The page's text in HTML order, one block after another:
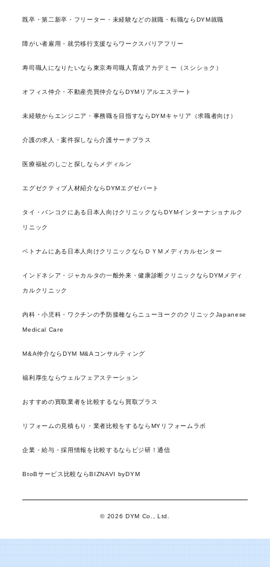
既卒・第二新卒・フリーター・未経験などの就職・転職ならDYM就職
障がい者雇用・就労移行支援ならワークスバリアフリー
寿司職人になりたいなら東京寿司職人育成アカデミー（スシショク）
オフィス仲介・不動産売買仲介ならDYMリアルエステート
未経験からエンジニア・事務職を目指すならDYMキャリア（求職者向け）
介護の求人・案件探しなら介護サーチプラス
医療福祉のしごと探しならメディルン
エグゼクティブ人材紹介ならDYMエグゼパート
タイ・バンコクにある日本人向けクリニックならDYMインターナショナルク
リニック
ベトナムにある日本人向けクリニックならＤＹＭメディカルセンター
インドネシア・ジャカルタの一般外来・健康診断クリニックならDYMメディ
カルクリニック
内科・小児科・ワクチンの予防接種ならニューヨークのクリニックJapanese
Medical Care
M&A仲介ならDYM M&Aコンサルティング
福利厚生ならウェルフェアステーション
おすすめの買取業者を比較するなら買取プラス
リフォームの見積もり・業者比較をするならMYリフォームラボ
企業・給与・採用情報を比較するならビジ研！通信
BtoBサービス比較ならBIZNAVI byDYM
© 2026 DYM Co., Ltd.